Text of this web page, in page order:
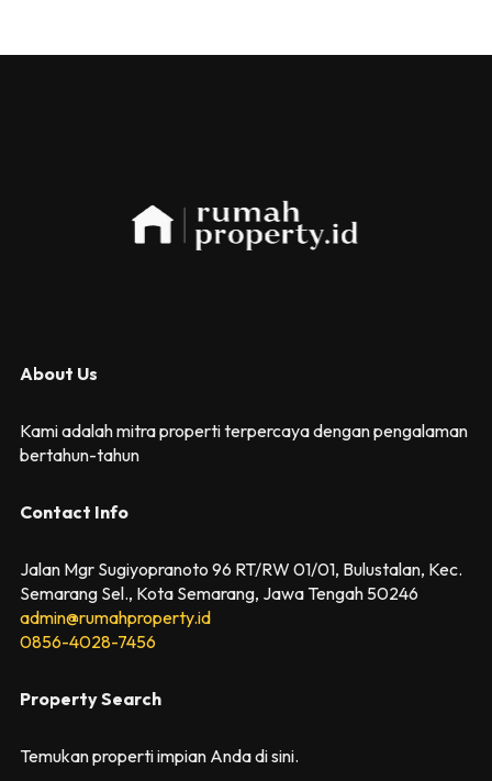
About Us
Kami adalah mitra properti terpercaya dengan pengalaman
bertahun-tahun
Contact Info
Jalan Mgr Sugiyopranoto 96 RT/RW 01/01, Bulustalan, Kec.
Semarang Sel., Kota Semarang, Jawa Tengah 50246
admin@rumahproperty.id
0856-4028-7456
Property Search
Temukan properti impian Anda di sini.